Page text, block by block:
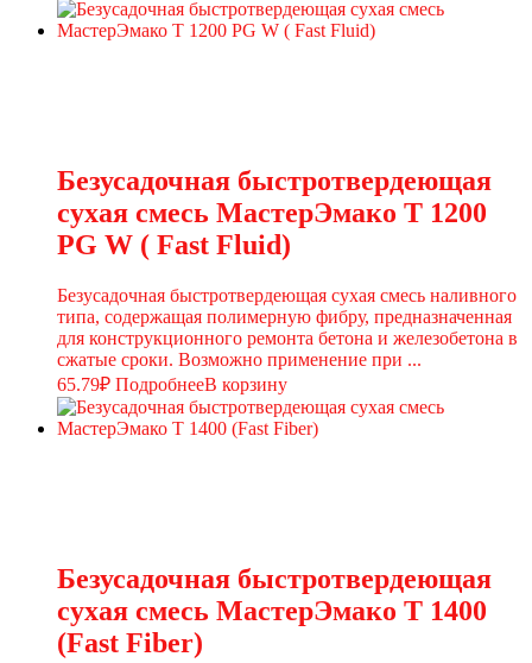
Безусадочная быстротвердеющая
сухая смесь МастерЭмако T 1200
PG W ( Fast Fluid)
Безусадочная быстротвердеющая сухая смесь наливного
типа, содержащая полимерную фибру, предназначенная
для конструкционного ремонта бетона и железобетона в
сжатые сроки. Возможно применение при ...
65.79₽ ПодробнееВ корзину
Безусадочная быстротвердеющая
сухая смесь МастерЭмако T 1400
(Fast Fiber)